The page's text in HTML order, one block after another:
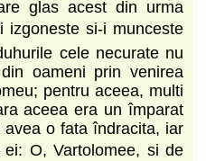
glas acest din urma
izgoneste si-i munceste
cele necurate nu
oameni prin venirea
pentru aceea, multi
aceea era un împarat
o fata îndracita, iar
O, Vartolomee, si de